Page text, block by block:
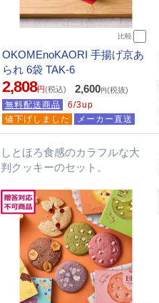
比較
OKOMEnoKAORI 手揚げ京あ
られ 6袋 TAK-6
2,808円(税込) 2,600円(税抜)
無料配送商品
6/3up
値下げしました
メーカー直送
しとほろ食感のカラフルな大
判クッキーのセット。